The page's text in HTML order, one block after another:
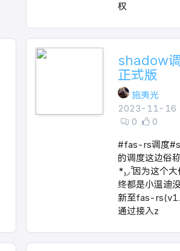
权
shadow
正式版
施夷光
2023-11-16
0
0
#fas-rs调度
的调度这边俗称
*₎◞ ̑̑因为这个
终都是小温迪
新至fas-
通过接入z